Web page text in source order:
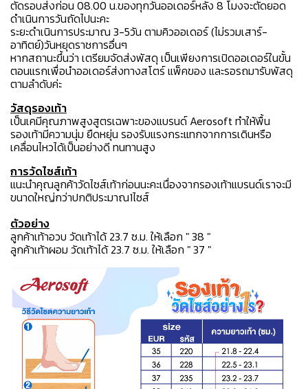
ตัดรอบส่งก่อน 08.00 น.ของทุกวันออเดอร์หลัง 8 โมงจะตัดยอด
ดำเนินการวันถัดไปนะคะ
ระยะดำเนินการประมาณ 3-5วัน ตามคิวออเดอร์ (ไม่รวมเสาร์-
อาทิตย์)วันหยุดราชการอื่นๆ
หากสถานะขึ้นว่า เตรียมจัดส่งพัสดุ เป็นเพียงการเปิดออเดอร์ในขั้น
ตอนแรกเพื่อนำออเดอร์ส่งทางสโตร์ แพ็คของ และรอรถมารับพัสดุ
ตามลำดับค่ะ
วัสดุรองเท้า
เป็นเคมีคุณภาพสูงสูตรเฉพาะของแบรนด์ Aerosoft ทำให้พื้น
รองเท้ามีความนุ่ม ยืดหยุ่น รองรับแรงกระแทกจากการเดินหรือ
เคลื่อนไหวได้เป็นอย่างดี ทนทานสูง
การวัดไซส์เท้า
แนะนำคุณลูกค้าวัดไซส์เท้าก่อนนะคะเนื่องจากรองเท้าแบรนด์เราจะมี
ขนาดใหญ่กว่าปกติประมาณ1ไซส์
ตัวอย่าง
ลูกค้าเท้าอวบ วัดเท้าได้ 23.7 ซ.ม. ให้เลือก " 38 "
ลูกค้าเท้าผอม วัดเท้าได้ 23.7 ซ.ม. ให้เลือก " 37 "